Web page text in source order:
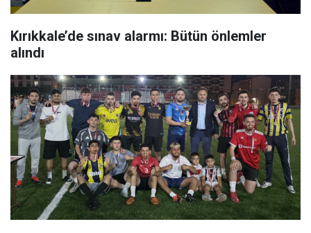
Kırıkkale’de sınav alarmı: Bütün önlemler
alındı